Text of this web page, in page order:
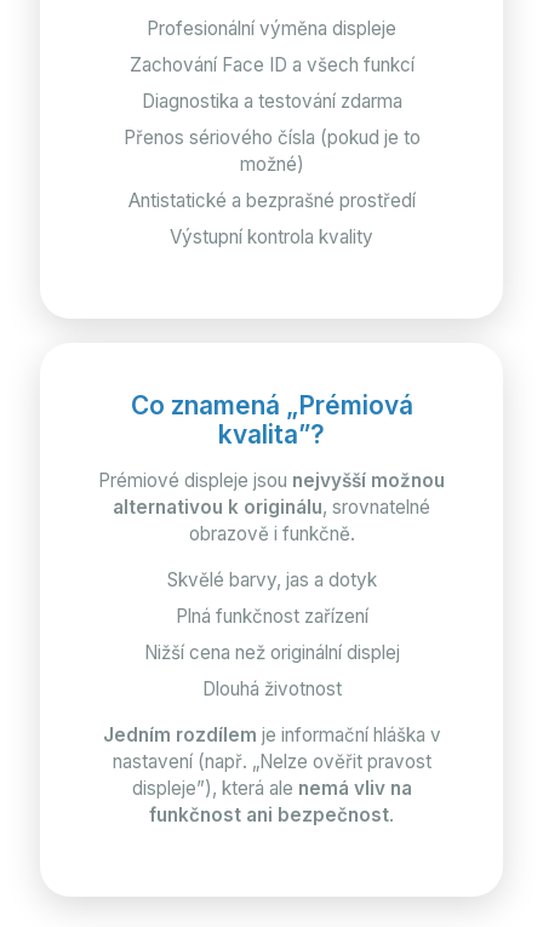
Profesionální výměna displeje
Zachování Face ID a všech funkcí
Diagnostika a testování zdarma
Přenos sériového čísla (pokud je to
možné)
Antistatické a bezprašné prostředí
Výstupní kontrola kvality
Co znamená „Prémiová
kvalita”?
Prémiové displeje jsou nejvyšší možnou
alternativou k originálu, srovnatelné
obrazově i funkčně.
Skvělé barvy, jas a dotyk
Plná funkčnost zařízení
Nižší cena než originální displej
Dlouhá životnost
Jedním rozdílem je informační hláška v
nastavení (např. „Nelze ověřit pravost
displeje”), která ale nemá vliv na
funkčnost ani bezpečnost.